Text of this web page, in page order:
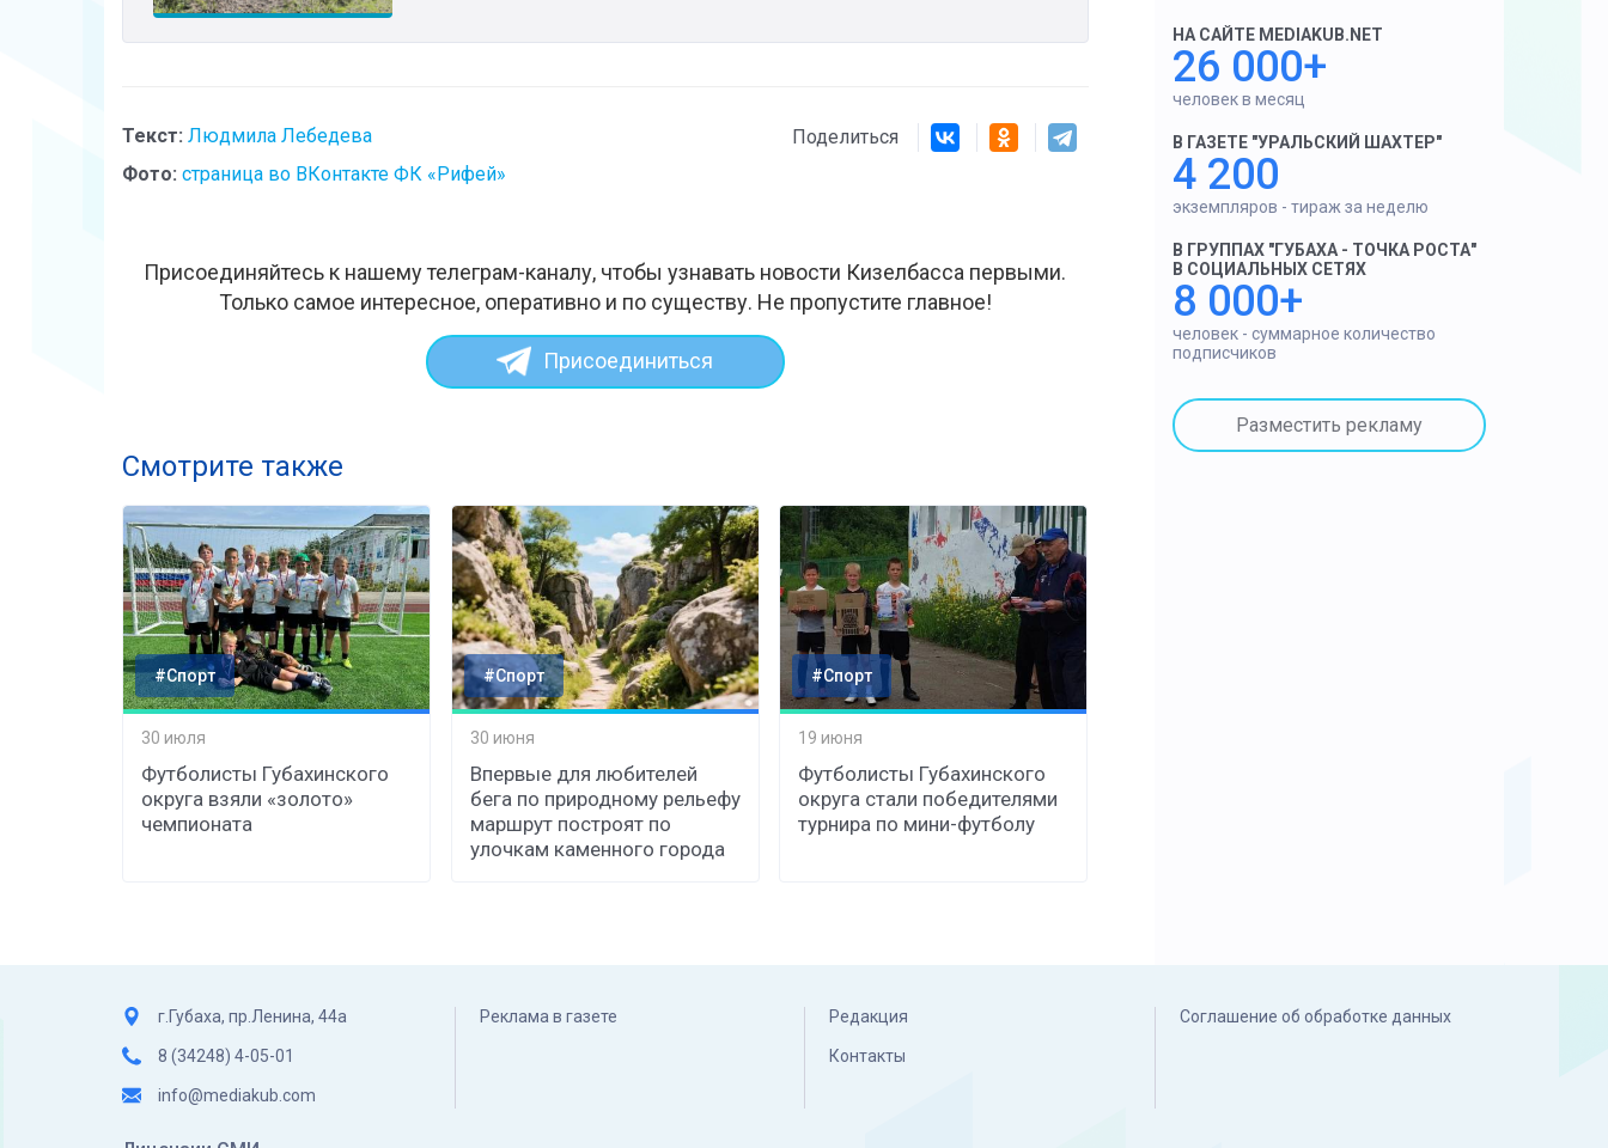
Текст: Людмила Лебедева
Фото: страница во ВКонтакте ФК «Рифей»
Поделиться
Присоединяйтесь к нашему телеграм-каналу, чтобы узнавать новости Кизелбасса первыми.
Только самое интересное, оперативно и по существу. Не пропустите главное!
Присоединиться
Смотрите также
#Спорт
30 июля
Футболисты Губахинского
округа взяли «золото»
чемпионата
#Спорт
30 июня
Впервые для любителей
бега по природному рельефу
маршрут построят по
улочкам каменного города
#Спорт
19 июня
Футболисты Губахинского
округа стали победителями
турнира по мини-футболу
НА САЙТЕ MEDIAKUB.NET
26 000+
человек в месяц
В ГАЗЕТЕ "УРАЛЬСКИЙ ШАХТЕР"
4 200
экземпляров - тираж за неделю
В ГРУППАХ "ГУБАХА - ТОЧКА РОСТА"
В СОЦИАЛЬНЫХ СЕТЯХ
8 000+
человек - суммарное количество
подписчиков
Разместить рекламу
г.Губаха, пр.Ленина, 44а
8 (34248) 4-05-01
info@mediakub.com
Реклама в газете Редакция
Контакты
Соглашение об обработке данных